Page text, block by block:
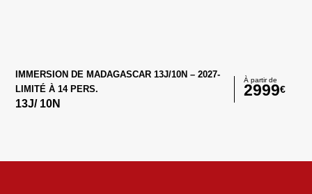
IMMERSION DE MADAGASCAR 13J/10N – 2027-
LIMITÉ À 14 PERS.
13J/ 10N
À partir de
2999€